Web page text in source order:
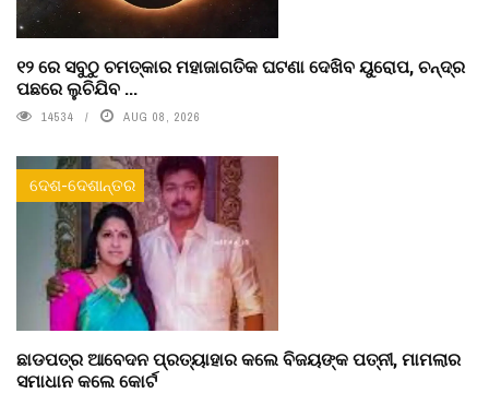
୧୨ ରେ ସବୁଠୁ ଚମତ୍କାର ମହାଜାଗତିକ ଘଟଣା ଦେଖିବ ୟୁରୋପ, ଚନ୍ଦ୍ର
ପଛରେ ଲୁଚିଯିବ ...
14534 AUG 08, 2026
ଦେଶ-ଦେଶାନ୍ତର
ଛାଡପତ୍ର ଆବେଦନ ପ୍ରତ୍ୟାହାର କଲେ ବିଜୟଙ୍କ ପତ୍ନୀ, ମାମଲାର
ସମାଧାନ କଲେ କୋର୍ଟ